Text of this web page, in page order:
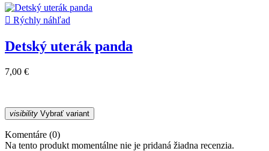
 Rýchly náhľad
Detský uterák panda
7,00 €
visibility Vybrať variant
Komentáre (0)
Na tento produkt momentálne nie je pridaná žiadna recenzia.